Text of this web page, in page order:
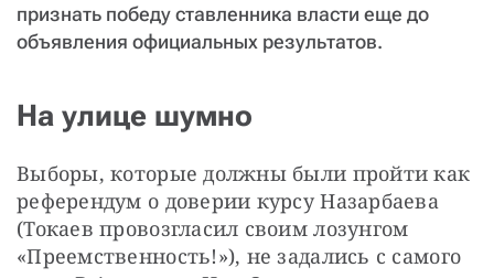
признать победу ставленника власти еще до
объявления официальных результатов.
На улице шумно
Выборы, которые должны были пройти как
референдум о доверии курсу Назарбаева
(Токаев провозгласил своим лозунгом
«Преемственность!»), не задались с самого